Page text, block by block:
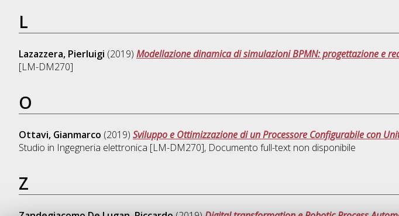
L
Lazazzera, Pierluigi (2019) Modellazione dinamica di simulazioni BPMN: progettazione e
[LM-DM270]
O
Ottavi, Gianmarco (2019) Sviluppo e Ottimizzazione di un Processore Configurabile con
Studio in Ingegneria elettronica [LM-DM270], Documento full-text non disponibile
Z